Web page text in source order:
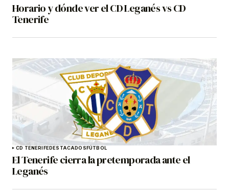
Horario y dónde ver el CD Leganés vs CD
Tenerife
CD TENERIFEDESTACADOSFÚTBOL
El Tenerife cierra la pretemporada ante el
Leganés